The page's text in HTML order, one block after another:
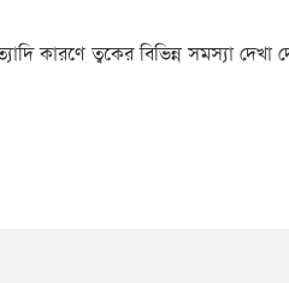
কারণে ত্বকের বিভিন্ন সমস্যা